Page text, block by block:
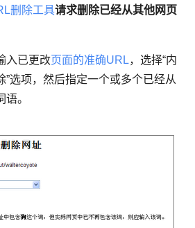
删除工具请求删除已经从其他网页
入已更改页面的准确URL，选择“内
”选项，然后指定一个或多个已经从
。